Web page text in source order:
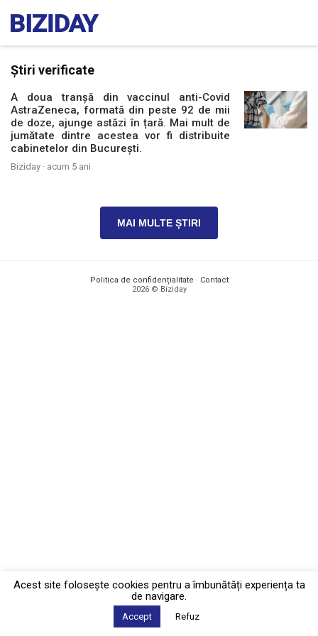
Știri verificate
A doua tranșă din vaccinul anti-Covid
AstraZeneca, formată din peste 92 de mii
de doze, ajunge astăzi în țară. Mai mult de
jumătate dintre acestea vor fi distribuite
cabinetelor din București.
Biziday · acum 5 ani
MAI MULTE ȘTIRI
Politica de confidențialitate · Contact
2026 © Biziday
Acest site foloseşte cookies pentru a îmbunătăți experiența ta
de navigare.
Accept Refuz